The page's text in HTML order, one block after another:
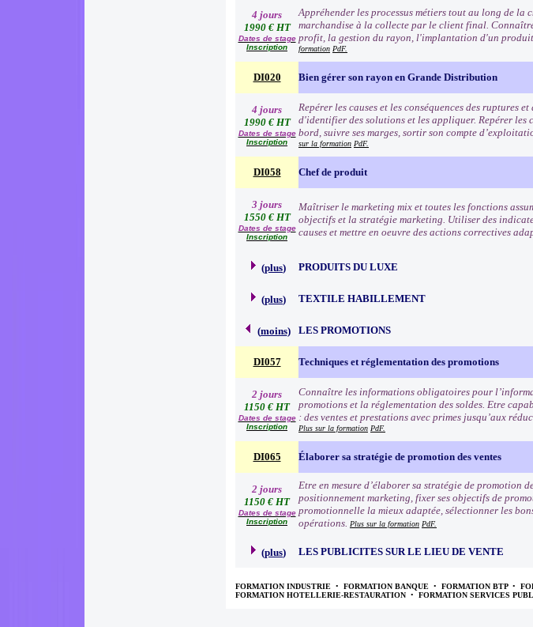
4 jours
1990 € HT
Dates de stage
Inscription
Appréhender les processus métiers tout au long de
marchandise à la collecte par le client final.
profit, la gestion du rayon, l'implantation d'un
formation PdF.
DI020 Bien gérer son rayon en Grande Distribution
4 jours
1990 € HT
Dates de stage
Inscription
Repérer les causes et les conséquences des ruptures
d'identifier des solutions et les appliquer. Repérer les
bord, suivre ses marges, sortir son compte
sur la formation PdF.
DI058 Chef de produit
3 jours
1550 € HT
Dates de stage
Inscription
Maîtriser le marketing mix et toutes les fonctions
objectifs et la stratégie marketing. Utiliser des
causes et mettre en oeuvre des actions correctives
(plus) PRODUITS DU LUXE
(plus) TEXTILE HABILLEMENT
(moins) LES PROMOTIONS
DI057 Techniques et réglementation des promotions
2 jours
1150 € HT
Dates de stage
Inscription
Connaître les informations obligatoires pour
promotions et la réglementation des soldes. Etre
: des ventes et prestations avec primes jusqu’aux
Plus sur la formation PdF.
DI065 Élaborer sa stratégie de promotion des ventes
2 jours
1150 € HT
Dates de stage
Inscription
Etre en mesure d’élaborer sa stratégie de promotion
positionnement marketing, fixer ses objectifs de
promotionnelle la mieux adaptée, sélectionner les
opérations. Plus sur la formation PdF.
(plus) LES PUBLICITES SUR LE LIEU DE VENTE
FORMATION INDUSTRIE • FORMATION BANQUE • FORMATION BTP •
FORMATION HOTELLERIE-RESTAURATION • FORMATION SERVICES